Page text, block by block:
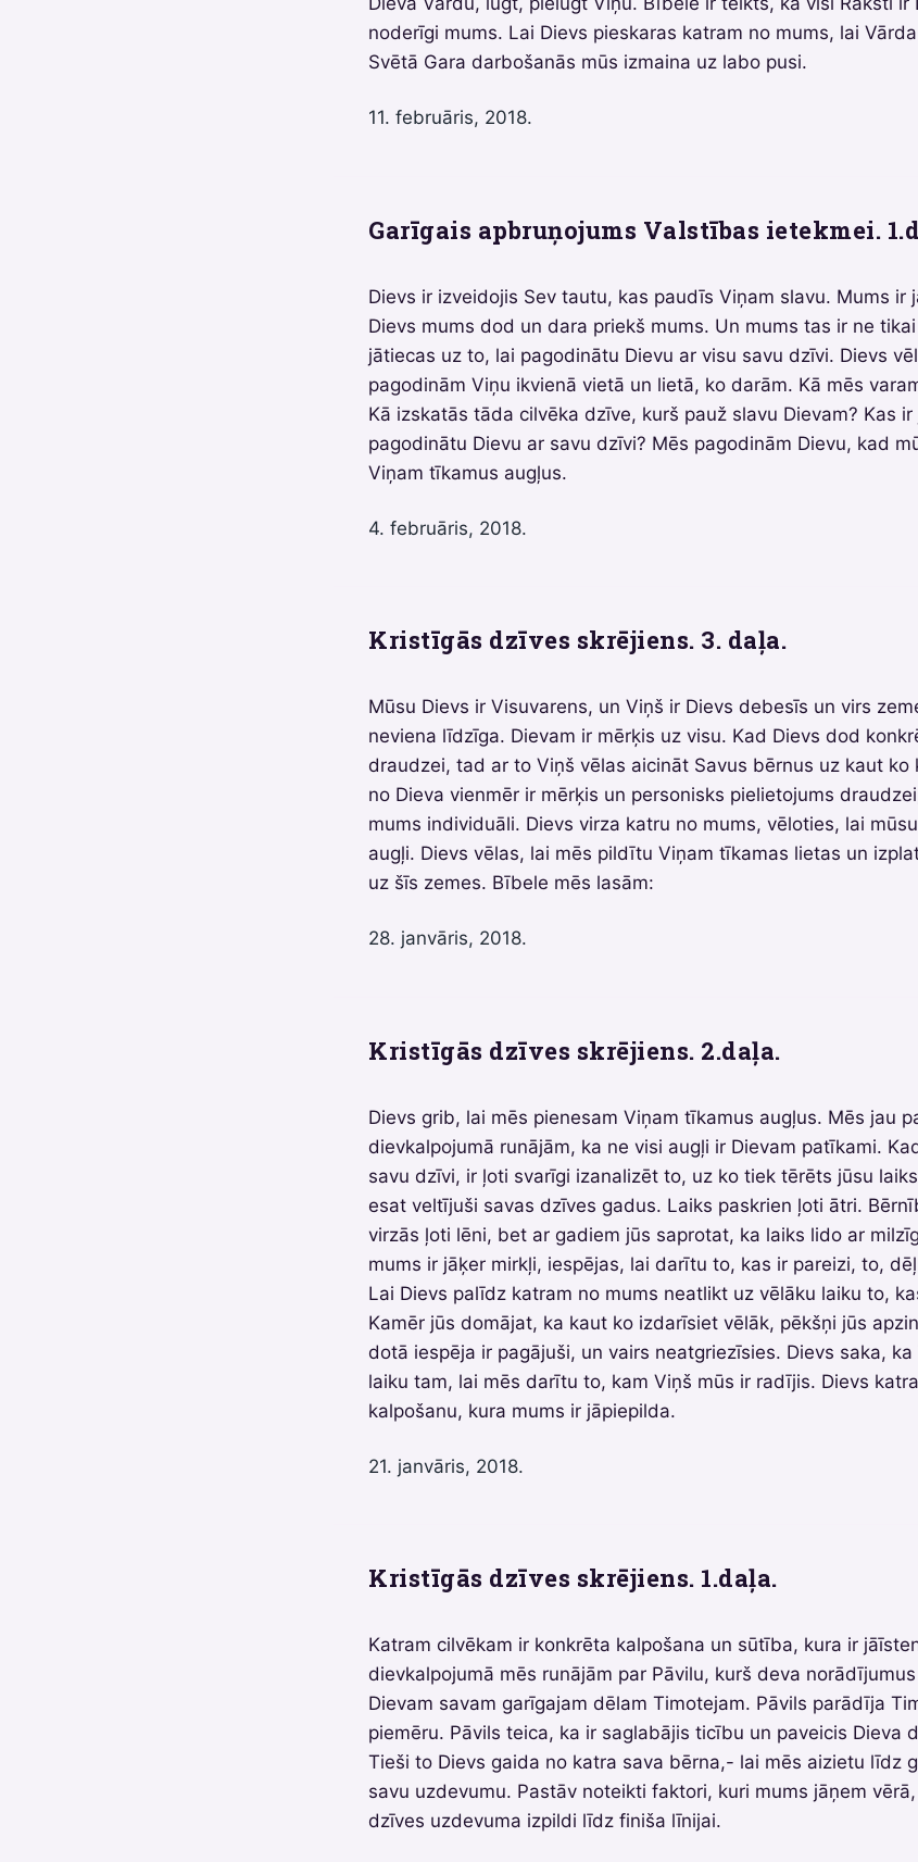
noderīgi mums. Lai Dievs pieskaras katram no mums, lai
Svētā Gara darbošanās mūs izmaina uz labo pusi.
11. februāris, 2018.
Garīgais apbruņojums Valstības ietekmei.
Dievs ir izveidojis Sev tautu, kas paudīs Viņam slavu. Mums ir
Dievs mums dod un dara priekš mums. Un mums tas ir ne
jātiecas uz to, lai pagodinātu Dievu ar visu savu dzīvi. Dievs
pagodinām Viņu ikvienā vietā un lietā, ko darām. Kā mēs
Kā izskatās tāda cilvēka dzīve, kurš pauž slavu Dievam? Kas
pagodinātu Dievu ar savu dzīvi? Mēs pagodinām Dievu, kad
Viņam tīkamus augļus.
4. februāris, 2018.
Kristīgās dzīves skrējiens. 3. daļa.
Mūsu Dievs ir Visuvarens, un Viņš ir Dievs debesīs un virs
neviena līdzīga. Dievam ir mērķis uz visu. Kad Dievs dod
draudzei, tad ar to Viņš vēlas aicināt Savus bērnus uz kaut ko
no Dieva vienmēr ir mērķis un personisks pielietojums
mums individuāli. Dievs virza katru no mums, vēloties, lai
augļi. Dievs vēlas, lai mēs pildītu Viņam tīkamas lietas un
uz šīs zemes. Bībele mēs lasām:
28. janvāris, 2018.
Kristīgās dzīves skrējiens. 2.daļa.
Dievs grib, lai mēs pienesam Viņam tīkamus augļus. Mēs jau
dievkalpojumā runājām, ka ne visi augļi ir Dievam patīkami.
savu dzīvi, ir ļoti svarīgi izanalizēt to, uz ko tiek tērēts jūsu
esat veltījuši savas dzīves gadus. Laiks paskrien ļoti ātri.
virzās ļoti lēni, bet ar gadiem jūs saprotat, ka laiks lido ar
mums ir jāķer mirkļi, iespējas, lai darītu to, kas ir pareizi, to,
Lai Dievs palīdz katram no mums neatlikt uz vēlāku laiku to,
Kamēr jūs domājat, ka kaut ko izdarīsiet vēlāk, pēkšņi jūs
dotā iespēja ir pagājuši, un vairs neatgriezīsies. Dievs saka,
laiku tam, lai mēs darītu to, kam Viņš mūs ir radījis. Dievs
kalpošanu, kura mums ir jāpiepilda.
21. janvāris, 2018.
Kristīgās dzīves skrējiens. 1.daļa.
Katram cilvēkam ir konkrēta kalpošana un sūtība, kura ir
dievkalpojumā mēs runājām par Pāvilu, kurš deva
Dievam savam garīgajam dēlam Timotejam. Pāvils parādīja
piemēru. Pāvils teica, ka ir saglabājis ticību un paveicis Dieva
Tieši to Dievs gaida no katra sava bērna,- lai mēs aizietu līdz
savu uzdevumu. Pastāv noteikti faktori, kuri mums jāņem
dzīves uzdevuma izpildi līdz finiša līnijai.